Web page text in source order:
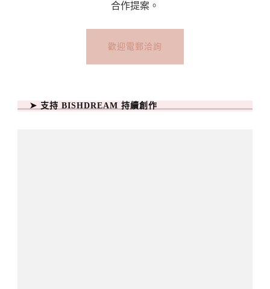
合作提案。
歡迎電郵洽詢
➤ 支持 BISHDREAM 持續創作